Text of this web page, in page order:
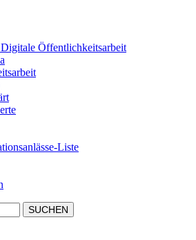
Digitale Öffentlichkeitsarbeit
Liste